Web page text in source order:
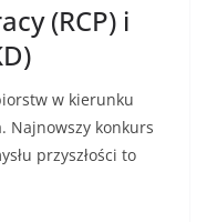
(RCP) i
w kierunku
Najnowszy konkurs
przyszłości to